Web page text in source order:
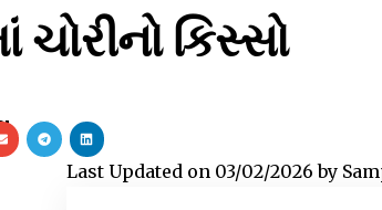
ચોરીનો કિસ્સો
Last Updated on 03/02/2026 by